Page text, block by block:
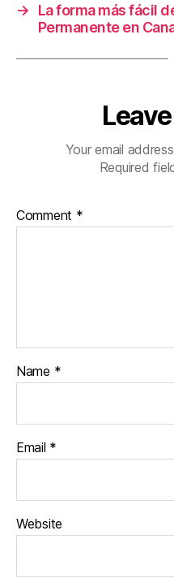
→
La forma más fácil
Permanente en
Your email
Required
Comment *
Name *
Email *
Website